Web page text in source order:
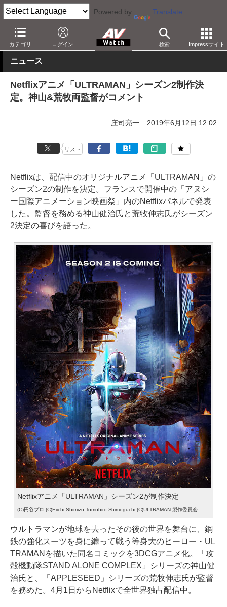
Powered by Translate
カテゴリ ログイン 検索 Impressサイト
AV Watch コンテンツ・サービス 映像配信 Netflix
ニュース
Netflixアニメ「ULTRAMAN」シーズン2制作決
定。神山&荒牧両監督がコメント
庄司亮一 2019年6月12日 12:02
リスト
Netflixは、配信中のオリジナルアニメ「ULTRAMAN」の
シーズン2の制作を決定。フランスで開催中の「アヌシ
ー国際アニメーション映画祭」内のNetflixパネルで発表
した。監督を務める神山健治氏と荒牧伸志氏がシーズン
2決定の喜びを語った。
Netflixアニメ「ULTRAMAN」シーズン2が制作決定
(C)円谷プロ (C)Eiichi Shimizu,Tomohiro Shimoguchi (C)ULTRAMAN 製作委員会
ウルトラマンが地球を去ったその後の世界を舞台に、鋼
鉄の強化スーツを身に纏って戦う等身大のヒーロー・UL
TRAMANを描いた同名コミックを3DCGアニメ化。「攻
殻機動隊STAND ALONE COMPLEX」シリーズの神山健
治氏と、「APPLESEED」シリーズの荒牧伸志氏が監督
を務めた。4月1日からNetflixで全世界独占配信中。